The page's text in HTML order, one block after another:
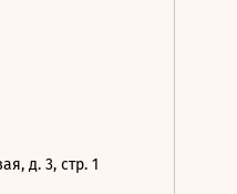
д. 3, стр. 1